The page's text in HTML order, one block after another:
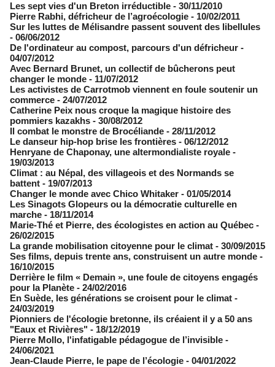
Les sept vies d'un Breton irréductible - 30/11/2010
Pierre Rabhi, défricheur de l’agroécologie - 10/02/2011
Sur les luttes de Mélisandre passent souvent des libellules
- 06/06/2012
De l'ordinateur au compost, parcours d'un défricheur -
04/07/2012
Avec Bernard Brunet, un collectif de bûcherons peut
changer le monde - 11/07/2012
Les activistes de Carrotmob viennent en foule soutenir un
commerce - 24/07/2012
Catherine Peix nous croque la magique histoire des
pommiers kazakhs - 30/08/2012
Il combat le monstre de Brocéliande - 28/11/2012
Le danseur hip-hop brise les frontières - 06/12/2012
Henryane de Chaponay, une altermondialiste royale -
19/03/2013
Climat : au Népal, des villageois et des Normands se
battent - 19/07/2013
Changer le monde avec Chico Whitaker - 01/05/2014
Les Sinagots Glopeurs ou la démocratie culturelle en
marche - 18/11/2014
Marie-Thé et Pierre, des écologistes en action au Québec -
26/02/2015
La grande mobilisation citoyenne pour le climat - 30/09/2015
Ses films, depuis trente ans, construisent un autre monde -
16/10/2015
Derrière le film « Demain », une foule de citoyens engagés
pour la Planète - 24/02/2016
En Suède, les générations se croisent pour le climat -
24/03/2019
Pionniers de l'écologie bretonne, ils créaient il y a 50 ans
"Eaux et Rivières" - 18/12/2019
Pierre Mollo, l'infatigable pédagogue de l’invisible -
24/06/2021
Jean-Claude Pierre, le pape de l’écologie - 04/01/2022